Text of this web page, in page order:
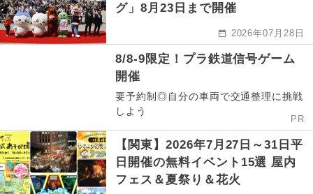
グ」8月23日まで開催
2026年07月28日
8/8-9限定！プラ鉄道信号ゲーム
開催
要予約制◎自分の車両で交通整理に挑戦
しよう
PR
【関東】2026年7月27日～31日平
日開催の無料イベント15選 屋内
フェス＆夏祭り＆花火